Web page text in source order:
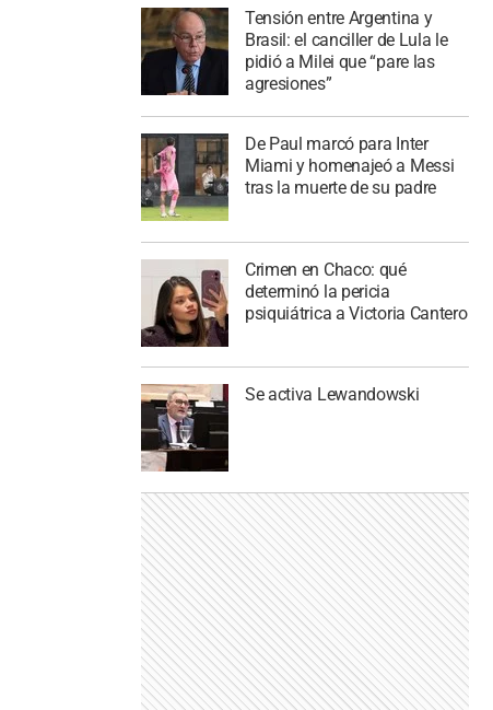
Tensión entre Argentina y
Brasil: el canciller de Lula le
pidió a Milei que “pare las
agresiones”
De Paul marcó para Inter
Miami y homenajeó a Messi
tras la muerte de su padre
Crimen en Chaco: qué
determinó la pericia
psiquiátrica a Victoria Cantero
Se activa Lewandowski